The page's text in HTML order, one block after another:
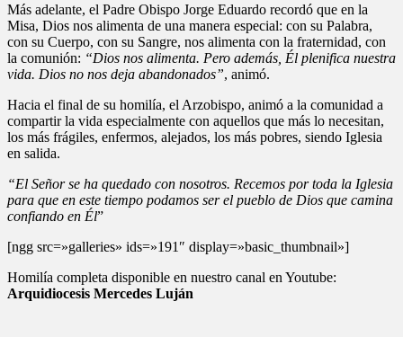
Más adelante, el Padre Obispo Jorge Eduardo recordó que en la
Misa, Dios nos alimenta de una manera especial: con su Palabra,
con su Cuerpo, con su Sangre, nos alimenta con la fraternidad, con
la comunión: “Dios nos alimenta. Pero además, Él plenifica nuestra
vida. Dios no nos deja abandonados”, animó.
Hacia el final de su homilía, el Arzobispo, animó a la comunidad a
compartir la vida especialmente con aquellos que más lo necesitan,
los más frágiles, enfermos, alejados, los más pobres, siendo Iglesia
en salida.
“El Señor se ha quedado con nosotros. Recemos por toda la Iglesia
para que en este tiempo podamos ser el pueblo de Dios que camina
confiando en Él”
[ngg src=»galleries» ids=»191″ display=»basic_thumbnail»]
Homilía completa disponible en nuestro canal en Youtube:
Arquidiocesis Mercedes Luján